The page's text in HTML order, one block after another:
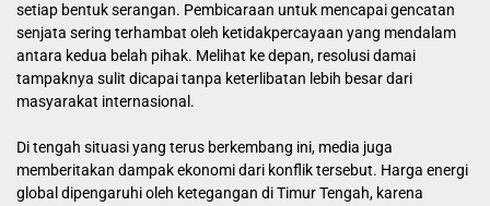
setiap bentuk serangan. Pembicaraan untuk mencapai gencatan
senjata sering terhambat oleh ketidakpercayaan yang mendalam
antara kedua belah pihak. Melihat ke depan, resolusi damai
tampaknya sulit dicapai tanpa keterlibatan lebih besar dari
masyarakat internasional.
Di tengah situasi yang terus berkembang ini, media juga
memberitakan dampak ekonomi dari konflik tersebut. Harga energi
global dipengaruhi oleh ketegangan di Timur Tengah, karena